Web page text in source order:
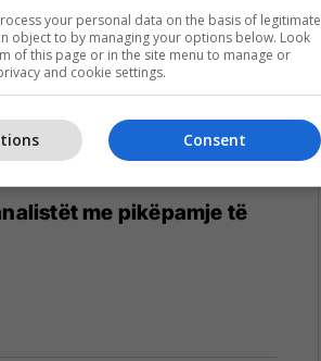
me pikëpamje të
your personal data on the basis of legitimate
object to by managing your options below. Look
of this page or in the site menu to manage or
and cookie settings.
Consent